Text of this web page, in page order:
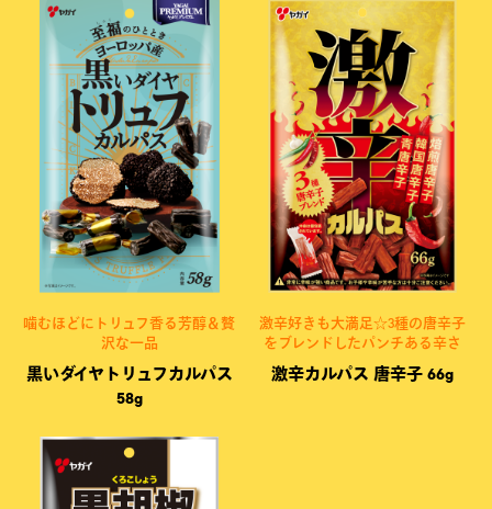
噛むほどにトリュフ香る芳醇＆贅
沢な一品
黒いダイヤトリュフカルパス
58g
激辛好きも大満足☆3種の唐辛子
をブレンドしたパンチある辛さ
激辛カルパス 唐辛子 66g